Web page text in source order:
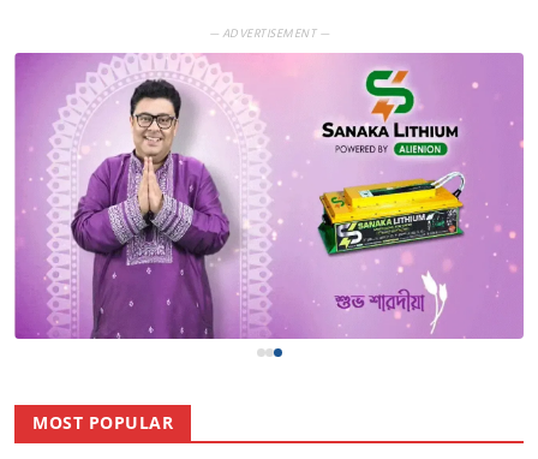
— ADVERTISEMENT —
MOST POPULAR